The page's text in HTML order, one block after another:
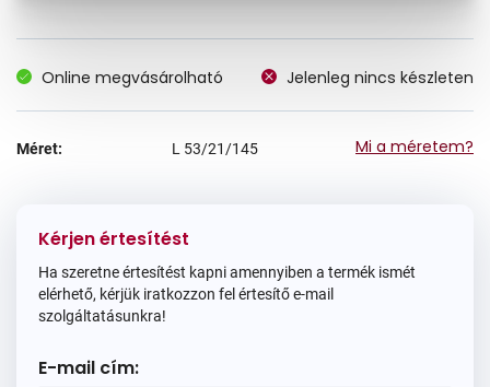
Online megvásárolható Jelenleg nincs készleten
Méret: L 53/21/145 Mi a méretem?
Kérjen értesítést
Ha szeretne értesítést kapni amennyiben a termék ismét
elérhető, kérjük iratkozzon fel értesítő e-mail
szolgáltatásunkra!
E-mail cím: